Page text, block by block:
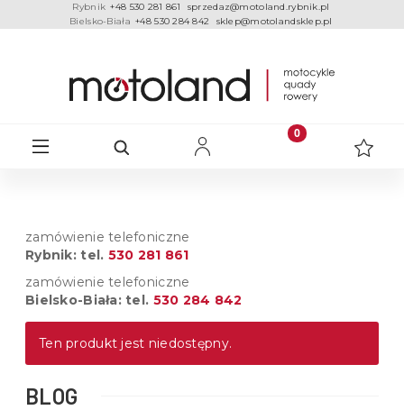
Rybnik +48 530 281 861
sprzedaz@motoland.rybnik.pl
Bielsko-Biała +48 530 284 842 sklep@motolandsklep.pl
zamówienie telefoniczne
Rybnik: tel. 530 281 861
zamówienie telefoniczne
Bielsko-Biała: tel. 530 284 842
Ten produkt jest niedostępny.
BLOG